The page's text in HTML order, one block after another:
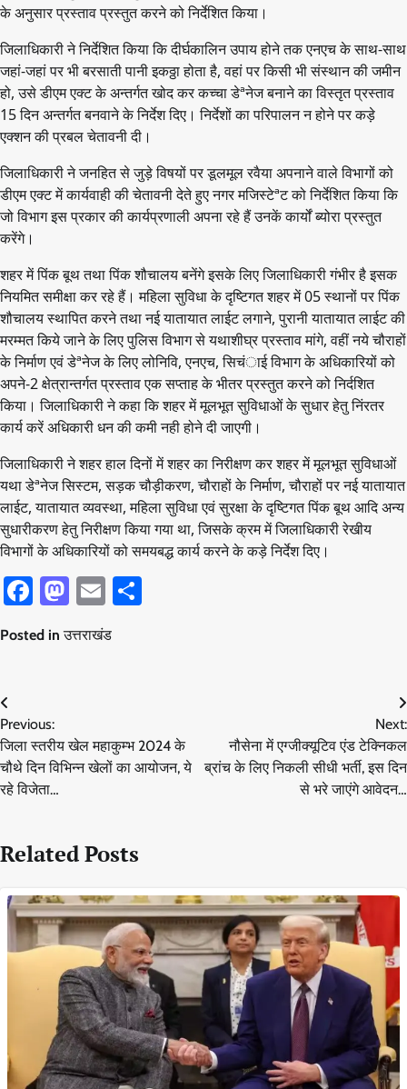
के अनुसार प्रस्ताव प्रस्तुत करने को निर्देशित किया।
जिलाधिकारी ने निर्देशित किया कि दीर्घकालिन उपाय होने तक एनएच के साथ-साथ
जहां-जहां पर भी बरसाती पानी इकठ्ठा होता है, वहां पर किसी भी संस्थान की जमीन
हो, उसे डीएम एक्ट के अन्तर्गत खोद कर कच्चा डेªनेज बनाने का विस्तृत प्रस्ताव
15 दिन अन्तर्गत बनवाने के निर्देश दिए। निर्देशों का परिपालन न होने पर कड़े
एक्शन की प्रबल चेतावनी दी।
जिलाधिकारी ने जनहित से जुड़े विषयों पर डूलमूल रवैया अपनाने वाले विभागों को
डीएम एक्ट में कार्यवाही की चेतावनी देते हुए नगर मजिस्टेªट को निर्देशित किया कि
जो विभाग इस प्रकार की कार्यप्रणाली अपना रहे हैं उनकें कार्यों ब्योरा प्रस्तुत
करेंगे।
शहर में पिंक बूथ तथा पिंक शौचालय बनेंगे इसके लिए जिलाधिकारी गंभीर है इसक
नियमित समीक्षा कर रहे हैं। महिला सुविधा के दृष्टिगत शहर में 05 स्थानों पर पिंक
शौचालय स्थापित करने तथा नई यातायात लाईट लगाने, पुरानी यातायात लाईट की
मरम्मत किये जाने के लिए पुलिस विभाग से यथाशीघ्र प्रस्ताव मांगे, वहीं नये चौराहों
के निर्माण एवं डेªनेज के लिए लोनिवि, एनएच, सिचंाई विभाग के अधिकारियों को
अपने-2 क्षेत्रान्तर्गत प्रस्ताव एक सप्ताह के भीतर प्रस्तुत करने को निर्दशित
किया। जिलाधिकारी ने कहा कि शहर में मूलभूत सुविधाओं के सुधार हेतु निंरतर
कार्य करें अधिकारी धन की कमी नही होने दी जाएगी।
जिलाधिकारी ने शहर हाल दिनों में शहर का निरीक्षण कर शहर में मूलभूत सुविधाओं
यथा डेªनेज सिस्टम, सड़क चौड़ीकरण, चौराहों के निर्माण, चौराहों पर नई यातायात
लाईट, यातायात व्यवस्था, महिला सुविधा एवं सुरक्षा के दृष्टिगत पिंक बूथ आदि अन्य
सुधारीकरण हेतु निरीक्षण किया गया था, जिसके क्रम में जिलाधिकारी रेखीय
विभागों के अधिकारियों को समयबद्ध कार्य करने के कड़े निर्देश दिए।
Facebook
Mastodon
Email
Posted inउत्तराखंड
Post
navigation
Previous:
जिला स्तरीय खेल महाकुम्भ 2024 के
चौथे दिन विभिन्न खेलों का आयोजन, ये
रहे विजेता…
Next:
नौसेना में एग्जीक्यूटिव एंड टेक्निकल
ब्रांच के लिए निकली सीधी भर्ती, इस दिन
से भरे जाएंगे आवेदन…
Related Posts